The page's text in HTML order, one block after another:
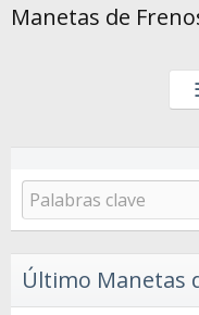
Manetas de
Último Manetas